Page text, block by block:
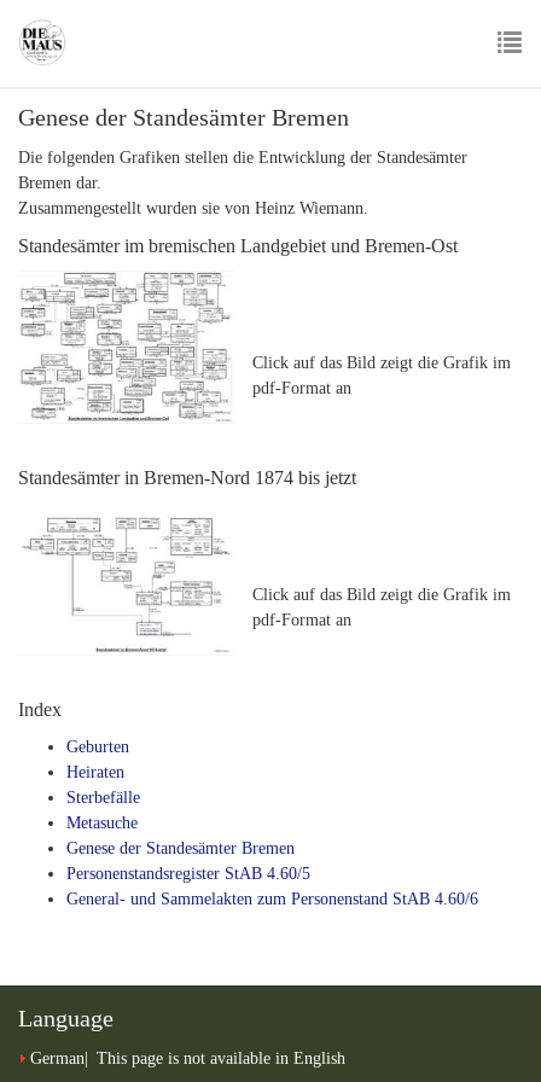
main
Genese der Standesämter Bremen
Die folgenden Grafiken stellen die Entwicklung der Standesämter
Bremen dar.
Zusammengestellt wurden sie von Heinz Wiemann.
Standesämter im bremischen Landgebiet und Bremen-Ost
Click auf das Bild zeigt die Grafik im
pdf-Format an
Standesämter in Bremen-Nord 1874 bis jetzt
Click auf das Bild zeigt die Grafik im
pdf-Format an
Index
Geburten
Heiraten
Sterbefälle
Metasuche
Genese der Standesämter Bremen
Personenstandsregister StAB 4.60/5
General- und Sammelakten zum Personenstand StAB 4.60/6
Language
German This page is not available in English